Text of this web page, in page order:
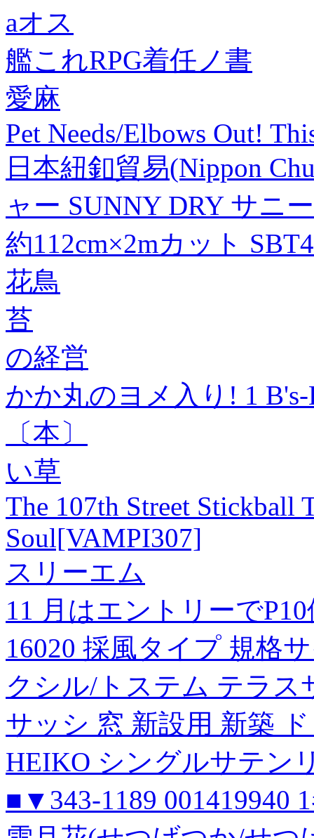
aオス
艦これRPG着任ノ書
愛麻
Pet Needs/Elbows Out!
日本紐釦貿易(Nippon
ャー SUNNY DRY サニ
約112cm×2mカット
花鳥
苔
の経営
かか丸のヨメ入り! 1
〔本〕
い草
The 107th Street Stickball
Soul[VAMPI307]
スリーエム
11 月はエントリーで
16020 採風タイプ 規格
クシル/トステム テラス
サッシ 窓 新設用 新築
HEIKO シングルサテン
■▼343-1189 001419940